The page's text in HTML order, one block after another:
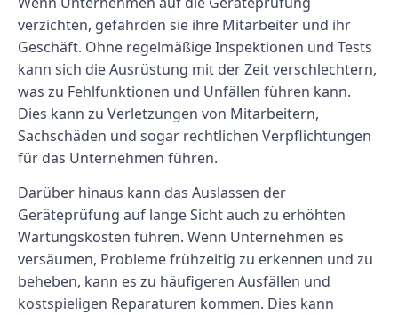
verzichten, gefährden sie ihre Mitarbeiter und ihr
Geschäft. Ohne regelmäßige Inspektionen und Tests
kann sich die Ausrüstung mit der Zeit verschlechtern,
was zu Fehlfunktionen und Unfällen führen kann.
Dies kann zu Verletzungen von Mitarbeitern,
Sachschäden und sogar rechtlichen Verpflichtungen
für das Unternehmen führen.
Darüber hinaus kann das Auslassen der
Geräteprüfung auf lange Sicht auch zu erhöhten
Wartungskosten führen. Wenn Unternehmen es
versäumen, Probleme frühzeitig zu erkennen und zu
beheben, kann es zu häufigeren Ausfällen und
kostspieligen Reparaturen kommen. Dies kann